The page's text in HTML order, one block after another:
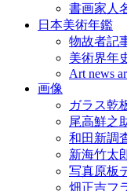
書画家人
日本美術年鑑
物故者記
美術界年
Art news
画像
ガラス乾
尾高鮮之
和田新調
新海竹太
写真原板
畑正吉フ